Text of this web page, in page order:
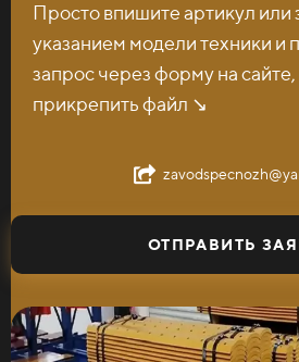
Просто впишите артикул или
указанием модели техники и
запрос через форму на
прикрепить файл ↘️
ОТПРАВИТЬ